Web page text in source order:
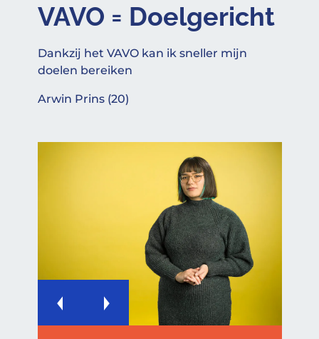
VAVO = Doelgericht
Dankzij het VAVO kan ik sneller mijn
doelen bereiken
Arwin Prins (20)
Previous